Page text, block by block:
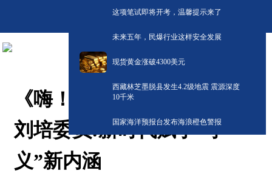
这项笔试即将开考，温馨提示来了
未来五年，民爆行业这样安全发展
现货黄金涨破4300美元
西藏林芝墨脱县发生4.2级地震 震源深度
10千米
国家海洋预报台发布海浪橙色警报
《嗨！新时代》系列访谈丨
刘培委员:新时代赋予“孝
义”新内涵